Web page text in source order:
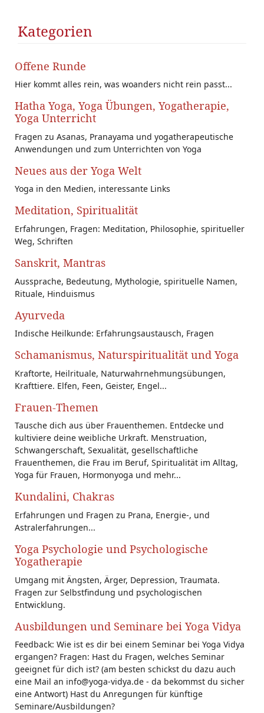
Kategorien
Offene Runde
Hier kommt alles rein, was woanders nicht rein passt...
Hatha Yoga, Yoga Übungen, Yogatherapie,
Yoga Unterricht
Fragen zu Asanas, Pranayama und yogatherapeutische
Anwendungen und zum Unterrichten von Yoga
Neues aus der Yoga Welt
Yoga in den Medien, interessante Links
Meditation, Spiritualität
Erfahrungen, Fragen: Meditation, Philosophie, spiritueller
Weg, Schriften
Sanskrit, Mantras
Aussprache, Bedeutung, Mythologie, spirituelle Namen,
Rituale, Hinduismus
Ayurveda
Indische Heilkunde: Erfahrungsaustausch, Fragen
Schamanismus, Naturspiritualität und Yoga
Kraftorte, Heilrituale, Naturwahrnehmungsübungen,
Krafttiere. Elfen, Feen, Geister, Engel...
Frauen-Themen
Tausche dich aus über Frauenthemen. Entdecke und
kultiviere deine weibliche Urkraft. Menstruation,
Schwangerschaft, Sexualität, gesellschaftliche
Frauenthemen, die Frau im Beruf, Spiritualität im Alltag,
Yoga für Frauen, Hormonyoga und mehr...
Kundalini, Chakras
Erfahrungen und Fragen zu Prana, Energie-, und
Astralerfahrungen...
Yoga Psychologie und Psychologische
Yogatherapie
Umgang mit Ängsten, Ärger, Depression, Traumata.
Fragen zur Selbstfindung und psychologischen
Entwicklung.
Ausbildungen und Seminare bei Yoga Vidya
Feedback: Wie ist es dir bei einem Seminar bei Yoga Vidya
ergangen? Fragen: Hast du Fragen, welches Seminar
geeignet für dich ist? (am besten schickst du dazu auch
eine Mail an info@yoga-vidya.de - da bekommst du sicher
eine Antwort) Hast du Anregungen für künftige
Seminare/Ausbildungen?